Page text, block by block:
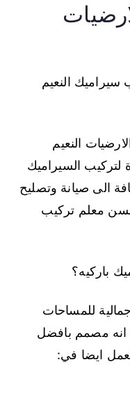
النعيم
النعيم
لتركيب السيراميك
الى صيانة وتصليح
معلم تركيب
باركيه؟
للمساحات
انه مصمم بافضل
ايضا في: